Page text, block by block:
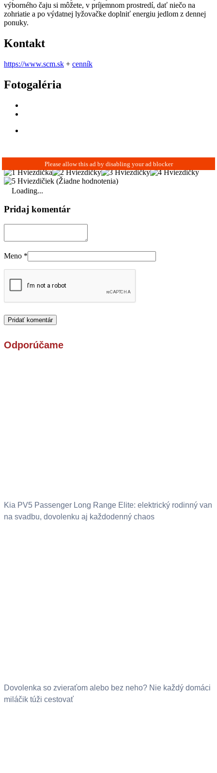
výborného čaju si môžete, v príjemnom prostredí, dať niečo na
zohriatie a po výdatnej lyžovačke doplniť energiu jedlom z dennej
ponuky.
Kontakt
https://www.scm.sk + cenník
Fotogaléria
(Žiadne hodnotenia)
Loading...
Pridaj komentár
Meno *
Odporúčame
Kia PV5 Passenger Long Range Elite: elektrický rodinný van
na svadbu, dovolenku aj každodenný chaos
Dovolenka so zvieraťom alebo bez neho? Nie každý domáci
miláčik túži cestovať